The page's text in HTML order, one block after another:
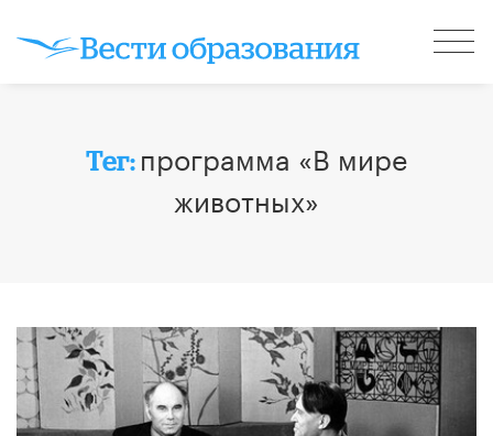
Тег: программа «В мире
животных»